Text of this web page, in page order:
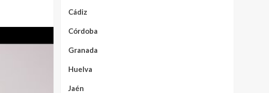
Cádiz
Córdoba
Granada
Huelva
Jaén